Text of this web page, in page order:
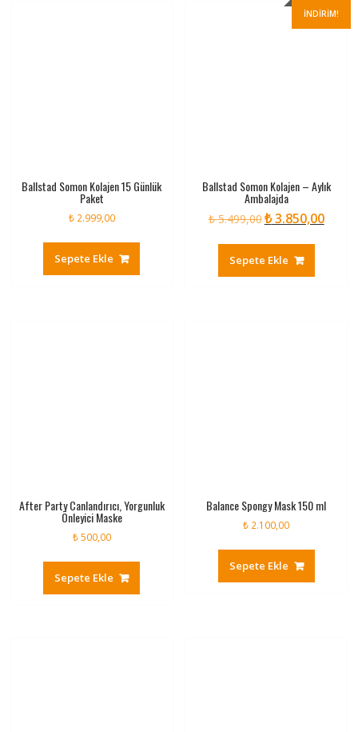
Ballstad Somon Kolajen 15 Günlük
Paket
₺2.999,00
Sepete Ekle
İNDIRIM!
Ballstad Somon Kolajen – Aylık
Ambalajda
₺5.499,00Orijinal
₺3.850,00Şu
Sepete Ekle
After Party Canlandırıcı, Yorgunluk
Önleyici Maske
₺500,00
Sepete Ekle
Balance Spongy Mask 150 ml
₺ 2.100,00
Sepete Ekle